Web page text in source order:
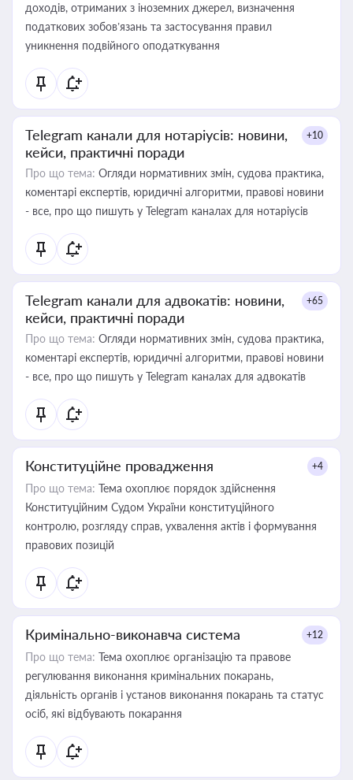
доходів, отриманих з іноземних джерел, визначення
податкових зобов’язань та застосування правил
уникнення подвійного оподаткування
Telegram канали для нотаріусів: новини,
кейси, практичні поради
+10
Про що тема: Огляди нормативних змін, судова практика,
коментарі експертів, юридичні алгоритми, правові новини
- все, про що пишуть у Telegram каналах для нотаріусів
Telegram канали для адвокатів: новини,
кейси, практичні поради
+65
Про що тема: Огляди нормативних змін, судова практика,
коментарі експертів, юридичні алгоритми, правові новини
- все, про що пишуть у Telegram каналах для адвокатів
Конституційне провадження +4
Про що тема: Тема охоплює порядок здійснення
Конституційним Судом України конституційного
контролю, розгляду справ, ухвалення актів і формування
правових позицій
Кримінально-виконавча система +12
Про що тема: Тема охоплює організацію та правове
регулювання виконання кримінальних покарань,
діяльність органів і установ виконання покарань та статус
осіб, які відбувають покарання